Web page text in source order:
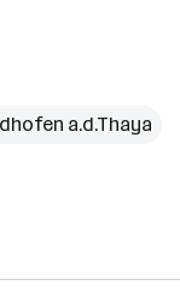
a.d.Thaya